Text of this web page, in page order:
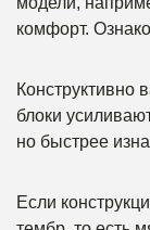
комфорт.
Конструктивно
блоки
но быстрее
Если